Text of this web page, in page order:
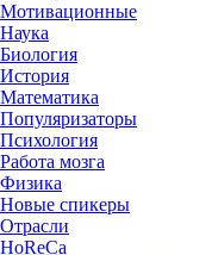
Мотивационные
Наука
Биология
История
Математика
Популяризаторы
Психология
Работа мозга
Физика
Новые спикеры
Отрасли
HoReCa